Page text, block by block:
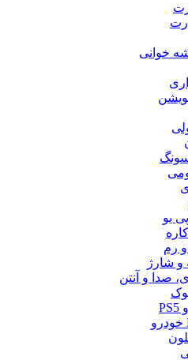
خوانی
یو
و رم
و شارژ
صدا و آنتن